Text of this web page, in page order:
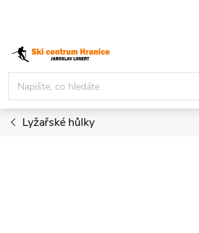
obsah
Lyžařské hůlky